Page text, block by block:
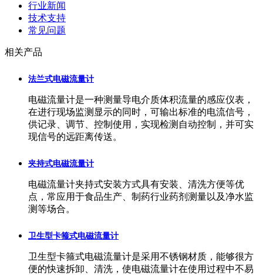
行业新闻
技术支持
常见问题
相关产品
法兰式电磁流量计
电磁流量计是一种测量导电介质体积流量的感应仪表，
在进行现场监测显示的同时，可输出标准的电流信号，
供记录、调节、控制使用，实现检测自动控制，并可实
现信号的远距离传送。
夹持式电磁流量计
电磁流量计夹持式安装方式具有安装、清洗方便等优
点，常应用于食品生产、制药行业药剂测量以及净水监
测等场合。
卫生型卡箍式电磁流量计
卫生型卡箍式电磁流量计是采用不锈钢材质，能够很方
便的快速拆卸、清洗，使电磁流量计在使用过程中不易